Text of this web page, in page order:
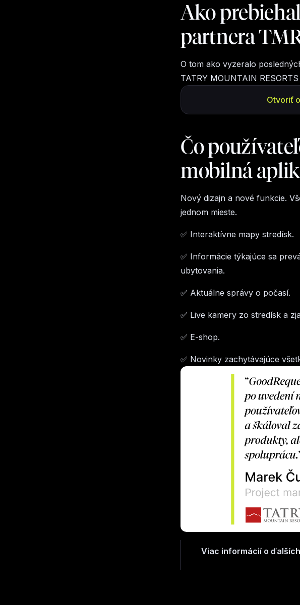
Ako
partnera
O tom ako vyzeralo
TATRY MOUNTAIN
Otvoriť
Čo
mobilná
Nový dizajn a nové funkcie.
jednom mieste.
✅ Interaktívne mapy stredísk.
✅ Informácie týkajúce sa
ubytovania.
✅ Aktuálne správy o počasí.
✅ Live kamery zo stredísk a
✅ E-shop.
✅ Novinky zachytávajúce
Viac informácií o